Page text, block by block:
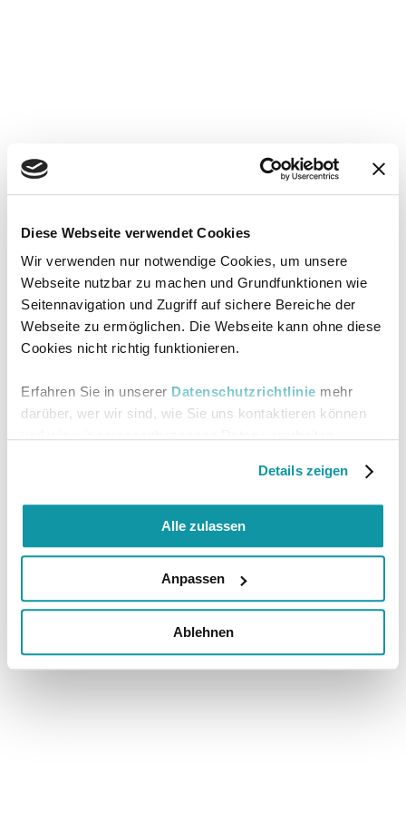
Diese Webseite verwendet Cookies
Wir verwenden nur notwendige Cookies, um unsere
Webseite nutzbar zu machen und Grundfunktionen wie
Seitennavigation und Zugriff auf sichere Bereiche der
Webseite zu ermöglichen. Die Webseite kann ohne diese
Cookies nicht richtig funktionieren.
Erfahren Sie in unserer Datenschutzrichtlinie mehr
darüber, wer wir sind, wie Sie uns kontaktieren können
Details zeigen
Alle zulassen
Anpassen
Ablehnen